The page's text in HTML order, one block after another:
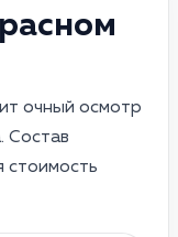
· в Красном
очный осмотр
Состав
стоимость